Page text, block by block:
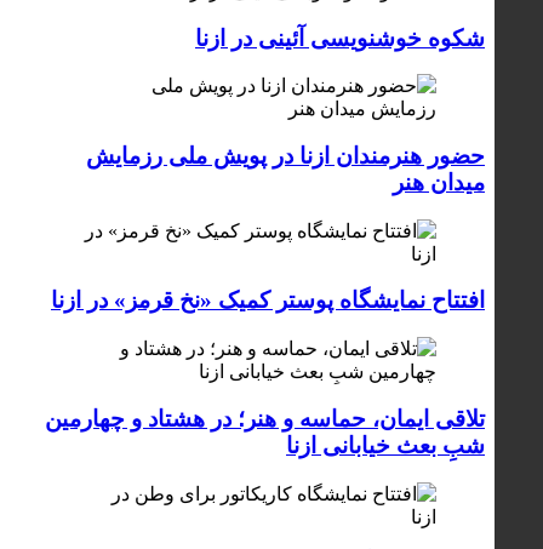
شکوه خوشنویسی آئینی در ازنا
حضور هنرمندان ازنا در پویش ملی رزمایش
میدان هنر
افتتاح نمایشگاه پوستر کمیک «نخ قرمز» در ازنا
تلاقی ایمان، حماسه و هنر؛ در هشتاد و چهارمین
شبِ بعث خیابانی ازنا